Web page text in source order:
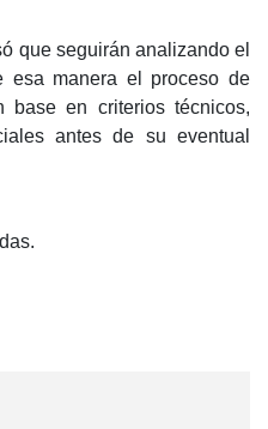
que seguirán analizando el
esa manera el proceso de
base en criterios técnicos,
antes de su eventual